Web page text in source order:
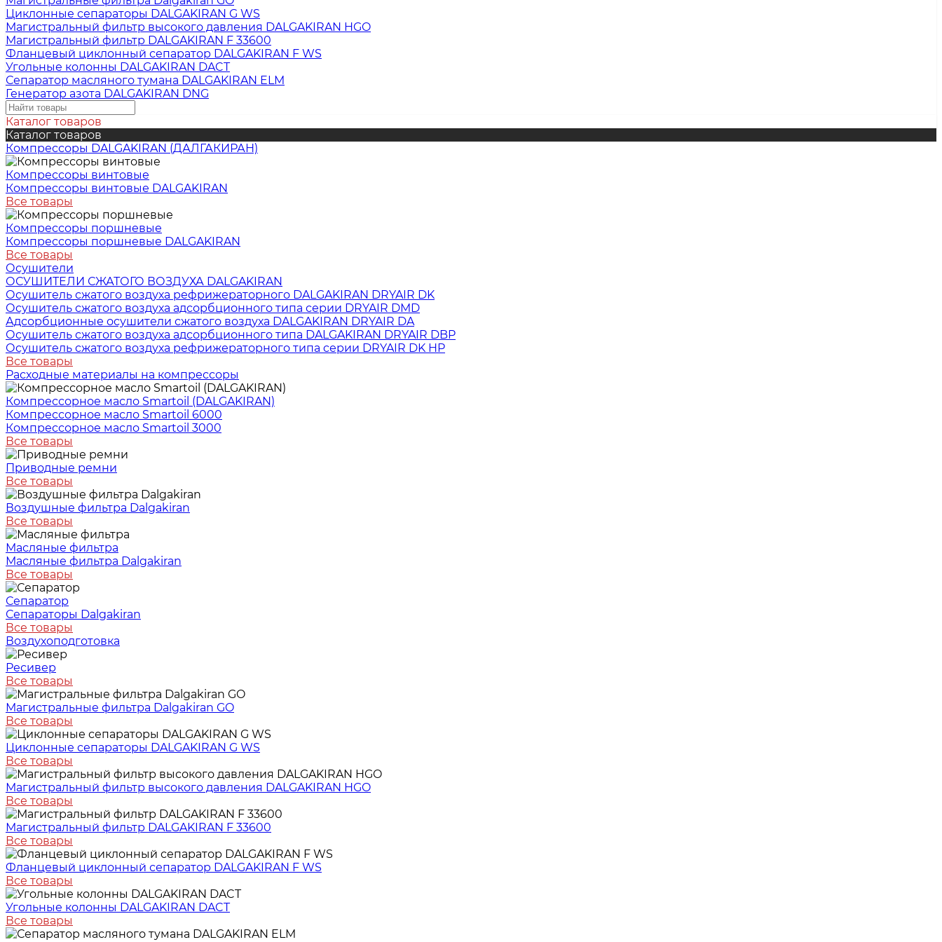
Циклонные сепараторы DALGAKIRAN G WS
Магистральный фильтр высокого давления DALGAKIRAN HGO
Магистральный фильтр DALGAKIRAN F 33600
Фланцевый циклонный сепаратор DALGAKIRAN F WS
Угольные колонны DALGAKIRAN DACT
Сепаратор масляного тумана DALGAKIRAN ELM
Генератор азота DALGAKIRAN DNG
Каталог товаров
Каталог товаров
Компрессоры DALGAKIRAN (ДАЛГАКИРАН)
Компрессоры винтовые
Компрессоры винтовые DALGAKIRAN
Все товары
Компрессоры поршневые
Компрессоры поршневые DALGAKIRAN
Все товары
Осушители
ОСУШИТЕЛИ СЖАТОГО ВОЗДУХА DALGAKIRAN
Осушитель сжатого воздуха рефрижераторного DALGAKIRAN DRYAIR DK
Осушитель сжатого воздуха адсорбционного типа серии DRYAIR DMD
Адсорбционные осушители сжатого воздуха DALGAKIRAN DRYAIR DA
Осушитель сжатого воздуха адсорбционного типа DALGAKIRAN DRYAIR DBP
Осушитель сжатого воздуха рефрижераторного типа cерии DRYAIR DK HP
Все товары
Расходные материалы на компрессоры
Компрессорное масло Smartoil (DALGAKIRAN)
Компрессорное масло Smartoil 6000
Компрессорное масло Smartoil 3000
Все товары
Приводные ремни
Все товары
Воздушные фильтра Dalgakiran
Все товары
Масляные фильтра
Масляные фильтра Dalgakiran
Все товары
Сепаратор
Сепараторы Dalgakiran
Все товары
Воздухоподготовка
Ресивер
Все товары
Магистральные фильтра Dalgakiran GO
Все товары
Циклонные сепараторы DALGAKIRAN G WS
Все товары
Магистральный фильтр высокого давления DALGAKIRAN HGO
Все товары
Магистральный фильтр DALGAKIRAN F 33600
Все товары
Фланцевый циклонный сепаратор DALGAKIRAN F WS
Все товары
Угольные колонны DALGAKIRAN DACT
Все товары